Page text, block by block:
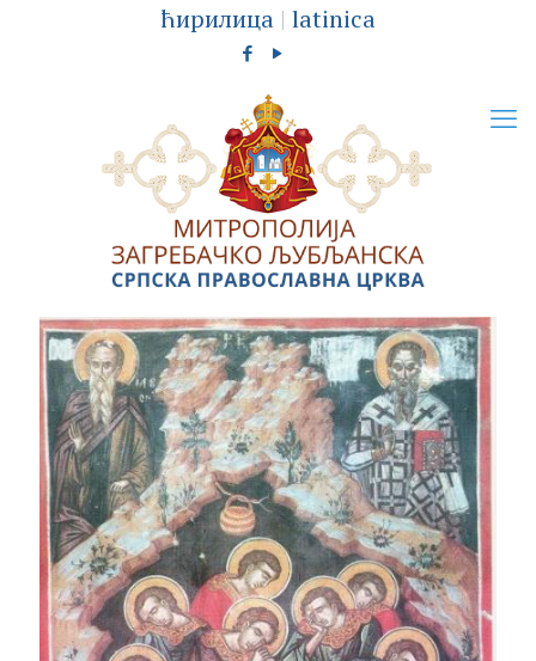
ћирилица | latinica